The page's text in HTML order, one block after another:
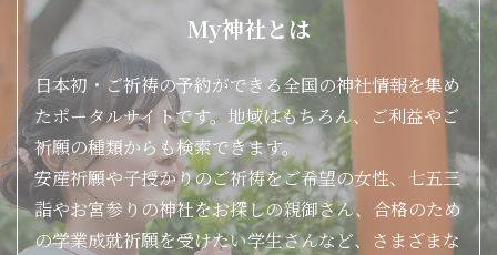
My神社とは
日本初・ご祈祷の予約ができる全国の神社情報を集め
たポータルサイトです。地域はもちろん、ご利益やご
祈願の種類からも検索できます。
安産祈願や子授かりのご祈祷をご希望の女性、七五三
詣やお宮参りの神社をお探しの親御さん、合格のため
の学業成就祈願を受けたい学生さんなど、さまざまな